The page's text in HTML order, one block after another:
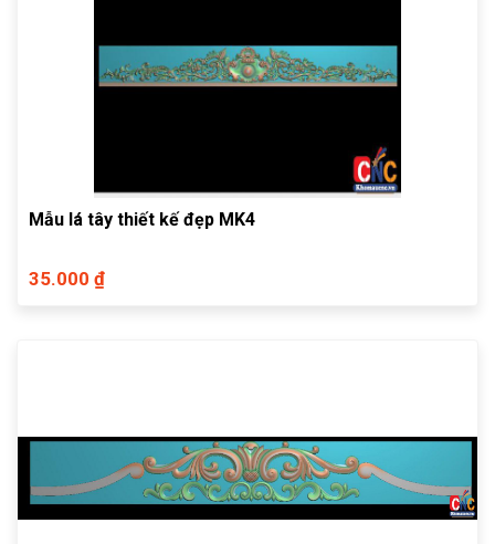
Mẫu lá tây thiết kế đẹp MK4
35.000 ₫